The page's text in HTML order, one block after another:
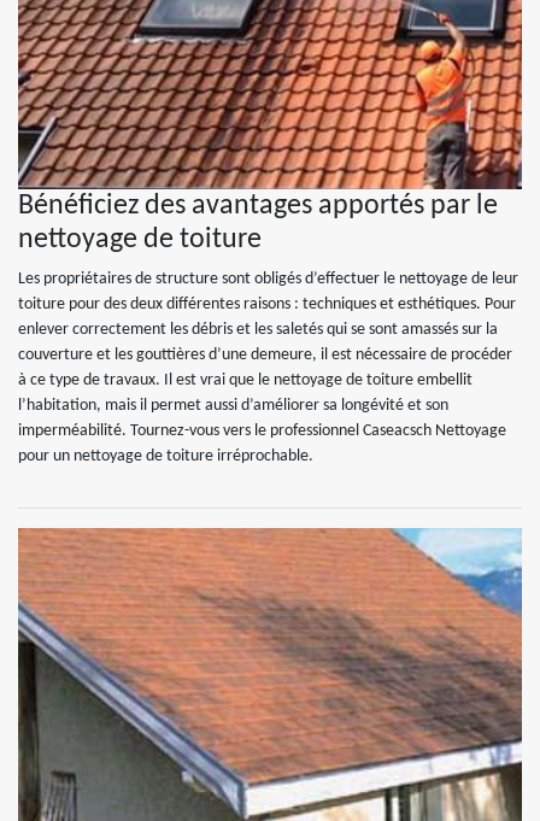
Bénéficiez des avantages apportés par le
nettoyage de toiture
Les propriétaires de structure sont obligés d’effectuer le nettoyage de leur
toiture pour des deux différentes raisons : techniques et esthétiques. Pour
enlever correctement les débris et les saletés qui se sont amassés sur la
couverture et les gouttières d’une demeure, il est nécessaire de procéder
à ce type de travaux. Il est vrai que le nettoyage de toiture embellit
l’habitation, mais il permet aussi d’améliorer sa longévité et son
imperméabilité. Tournez-vous vers le professionnel Caseacsch Nettoyage
pour un nettoyage de toiture irréprochable.